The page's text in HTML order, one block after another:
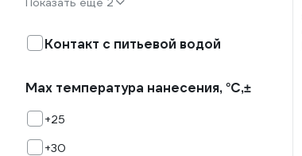
Контакт с питьевой водой
Max температура нанесения, °C,±
+25
+30